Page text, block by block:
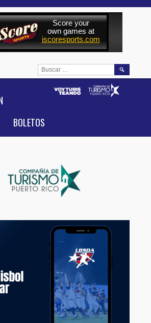
BOLETOS
BUSCAR: